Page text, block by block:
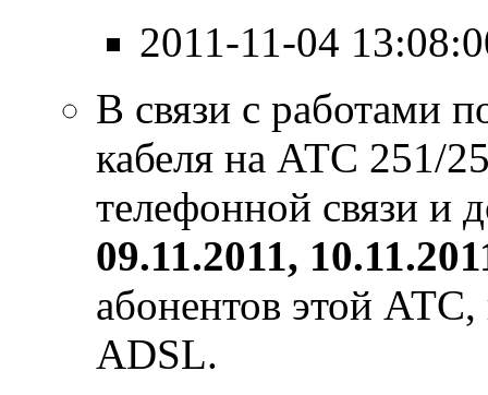
2011-11-04
В связи с работами
кабеля на АТС 251/
телефонной связи и
09.11.2011,
абонентов этой
ADSL.